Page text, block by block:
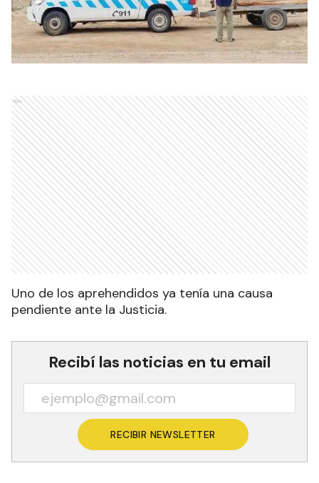
Ads
Uno de los aprehendidos ya tenía una causa
pendiente ante la Justicia.
Recibí las noticias en tu email
RECIBIR NEWSLETTER